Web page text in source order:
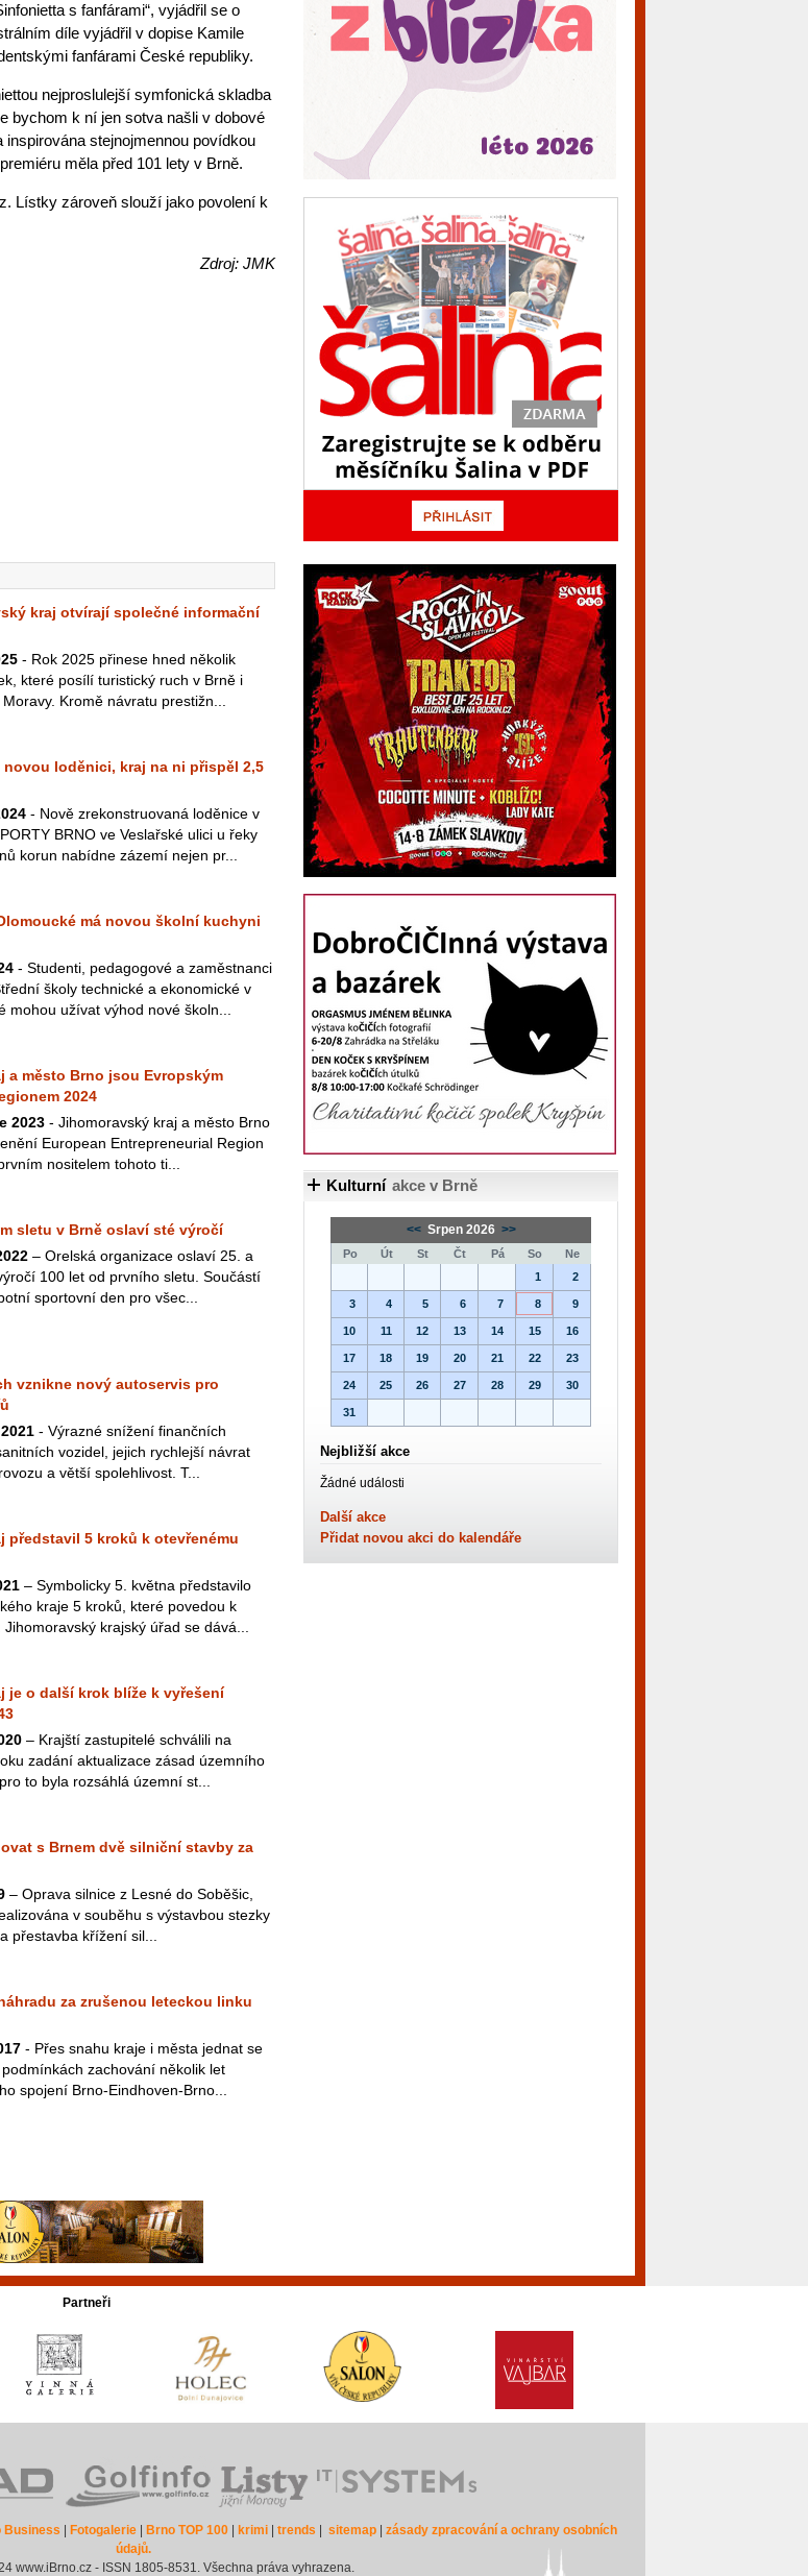
s fanfárami“, vyjádřil se o
díle vyjádřil v dopise Kamile
fanfárami České republiky.
nejproslulejší symfonická skladba
bychom k ní jen sotva našli v dobové
stejnojmennou povídkou
měla před 101 lety v Brně.
Lístky zároveň slouží jako povolení k
Zdroj: JMK
kraj otvírají společné informační
- Rok 2025 přinese hned několik
které posílí turistický ruch v Brně i
Kromě návratu prestižn...
novou loděnici, kraj na ni přispěl 2,5
- Nově zrekonstruovaná loděnice v
BRNO ve Veslařské ulici u řeky
korun nabídne zázemí nejen pr...
má novou školní kuchyni
- Studenti, pedagogové a zaměstnanci
školy technické a ekonomické v
mohou užívat výhod nové školn...
a město Brno jsou Evropským
2024
2023 - Jihomoravský kraj a město Brno
European Entrepreneurial Region
nositelem tohoto ti...
sletu v Brně oslaví sté výročí
– Orelská organizace oslaví 25. a
100 let od prvního sletu. Součástí
sportovní den pro všec...
vznikne nový autoservis pro
- Výrazné snížení finančních
vozidel, jejich rychlejší návrat
a větší spolehlivost. T...
představil 5 kroků k otevřenému
– Symbolicky 5. května představilo
kraje 5 kroků, které povedou k
krajský úřad se dává...
je o další krok blíže k vyřešení
– Krajští zastupitelé schválili na
zadání aktualizace zásad územního
to byla rozsáhlá územní st...
s Brnem dvě silniční stavby za
– Oprava silnice z Lesné do Soběšic,
v souběhu s výstavbou stezky
přestavba křížení sil...
za zrušenou leteckou linku
- Přes snahu kraje i města jednat se
zachování několik let
spojení Brno-Eindhoven-Brno...
Kulturní akce v Brně
<< Srpen 2026 >>
Po Út St Čt Pá So
Ne
1
2
3 4 5 6 7 8 9
10 11 12 13 14 15 16
17 18 19 20 21 22 23
24 25 26 27 28 29 30
31
Nejbližší akce
Žádné události
Další akce
Přidat novou akci do kalendáře
Partneři
Business Fotogalerie| Brno TOP 100| krimi| trends sitemap| zásady zpracování a ochrany osobních
údajů.
www.iBrno.cz - ISSN 1805-8531. Všechna práva vyhrazena.